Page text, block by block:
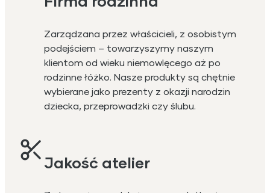
Zarządzana przez właścicieli, z osobistym
podejściem – towarzyszymy naszym
klientom od wieku niemowlęcego aż po
rodzinne łóżko. Nasze produkty są chętnie
wybierane jako prezenty z okazji narodzin
dziecka, przeprowadzki czy ślubu.
Jakość atelier